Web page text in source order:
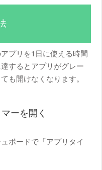
プリを1日に使える時間
するとアプリがグレー
も開けなくなります。
ーを開く
ボードで「アプリタイ